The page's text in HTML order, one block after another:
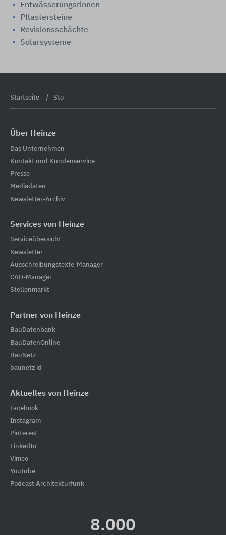
Entwässerungsrinnen
Pflastersteine
Revisionsschächte
Solarsysteme
Startseite Sto
Über Heinze
Das Unternehmen
Kontakt und Kundenservice
Presse
Mediadaten
Newsletter-Archiv
Services von Heinze
Serviceübersicht
Newsletter
Ausschreibungstexte-Manager
CAD-Manager
Stellenmarkt
Partner von Heinze
BauDatenbank
BauDatenOnline
BauNetz
baunetz id
Aktuelles von Heinze
Facebook
Instagram
Pinterest
LinkedIn
Vimeo
Youtube
Podcast Architekturfunk
8.000